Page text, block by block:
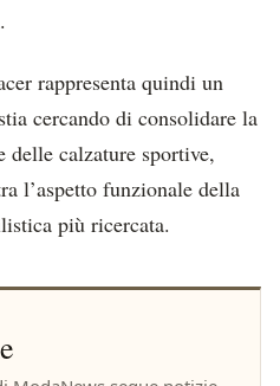
rappresenta quindi un
cercando di consolidare la
delle calzature sportive,
l’aspetto funzionale della
più ricercata.